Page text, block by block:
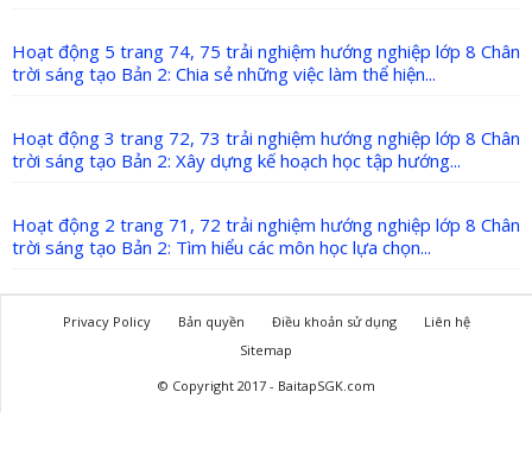
Hoạt động 5 trang 74, 75 trải nghiệm hướng nghiệp lớp 8 Chân
trời sáng tạo Bản 2: Chia sẻ những việc làm thể hiện...
Hoạt động 3 trang 72, 73 trải nghiệm hướng nghiệp lớp 8 Chân
trời sáng tạo Bản 2: Xây dựng kế hoạch học tập hướng...
Hoạt động 2 trang 71, 72 trải nghiệm hướng nghiệp lớp 8 Chân
trời sáng tạo Bản 2: Tìm hiểu các môn học lựa chọn...
Privacy Policy Bản quyền Điều khoản sử dụng
Liên hệ
Sitemap
© Copyright 2017 - BaitapSGK.com